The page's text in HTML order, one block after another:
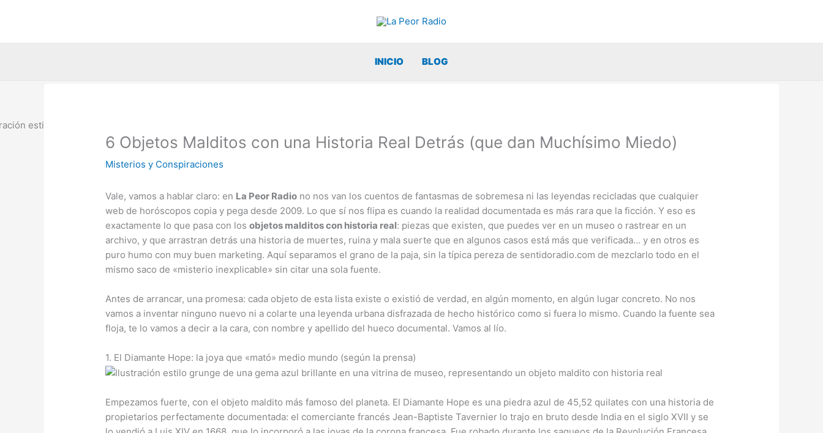
INICIO BLOG
6 Objetos Malditos con una Historia Real Detrás (que dan Muchísimo Miedo)
Misterios y Conspiraciones
Vale, vamos a hablar claro: en La Peor Radio no nos van los cuentos de fantasmas de sobremesa ni las leyendas recicladas que cualquier
web de horóscopos copia y pega desde 2009. Lo que sí nos flipa es cuando la realidad documentada es más rara que la ficción. Y eso es
exactamente lo que pasa con losobjetos malditos con historia real: piezas que existen, que puedes ver en un museo o rastrear en un
archivo, y que arrastran detrás una historia de muertes, ruina y mala suerte que en algunos casos está más que verificada… y en otros es
puro humo con muy buen marketing. Aquí separamos el grano de la paja, sin la típica pereza de sentidoradio.com de mezclarlo todo en el
mismo saco de «misterio inexplicable» sin citar una sola fuente.
Antes de arrancar, una promesa: cada objeto de esta lista existe o existió de verdad, en algún momento, en algún lugar concreto. No nos
vamos a inventar ninguno nuevo ni a colarte una leyenda urbana disfrazada de hecho histórico como si fuera lo mismo. Cuando la fuente sea
floja, te lo vamos a decir a la cara, con nombre y apellido del hueco documental. Vamos al lío.
1. El Diamante Hope: la joya que «mató» medio mundo (según la prensa)
Empezamos fuerte, con el objeto maldito más famoso del planeta. El Diamante Hope es una piedra azul de 45,52 quilates con una historia de
propietarios perfectamente documentada: el comerciante francés Jean-Baptiste Tavernier lo trajo en bruto desde India en el siglo XVII y se